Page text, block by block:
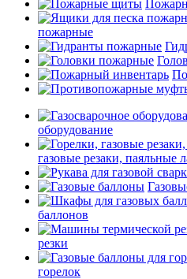
пожарные
оборудование
газовые резаки, паяльные
баллонов
резки
горелок